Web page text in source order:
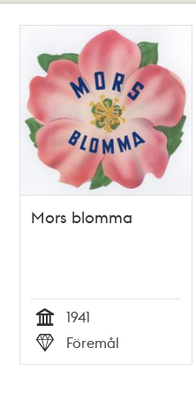
Mors blomma
Tid
1941
Typ
Föremål